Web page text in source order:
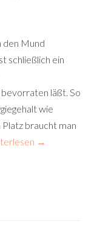
den Mund
schließlich ein
läßt. So
wie
braucht man
→